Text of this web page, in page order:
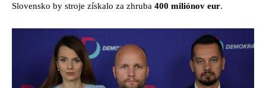
Slovensko by stroje získalo za zhruba 400 miliónov eur.